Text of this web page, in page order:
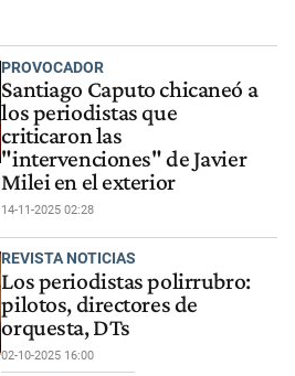
PROVOCADOR
Santiago Caputo chicaneó a
los periodistas que
criticaron las
"intervenciones" de Javier
Milei en el exterior
14-11-2025 02:28
REVISTA NOTICIAS
Los periodistas polirrubro:
pilotos, directores de
orquesta, DTs
02-10-2025 16:00